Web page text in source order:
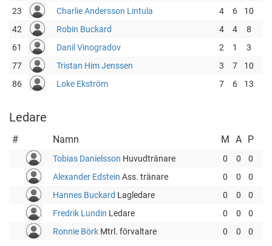
23
Charlie Andersson Lintula 4 6
10
42
Robin Buckard 4 4
8
61
Danil Vinogradov 2 1
3
77
Tristan Him Jenssen 3 7
10
86
Loke Ekström 7 6 13
Ledare
# Namn M A P
Tobias Danielsson Huvudtränare 0 0
0
Alexander Edstein Ass. tränare 0 0
0
Hannes Buckard Lagledare 0 0
0
Fredrik Lundin Ledare 0 0
0
Ronnie Börk Mtrl. förvaltare 0 0 0